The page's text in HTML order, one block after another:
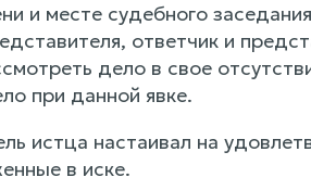
и месте судебного
ответчик и
дело в свое
при данной явке.
истца настаивал на
в иске.